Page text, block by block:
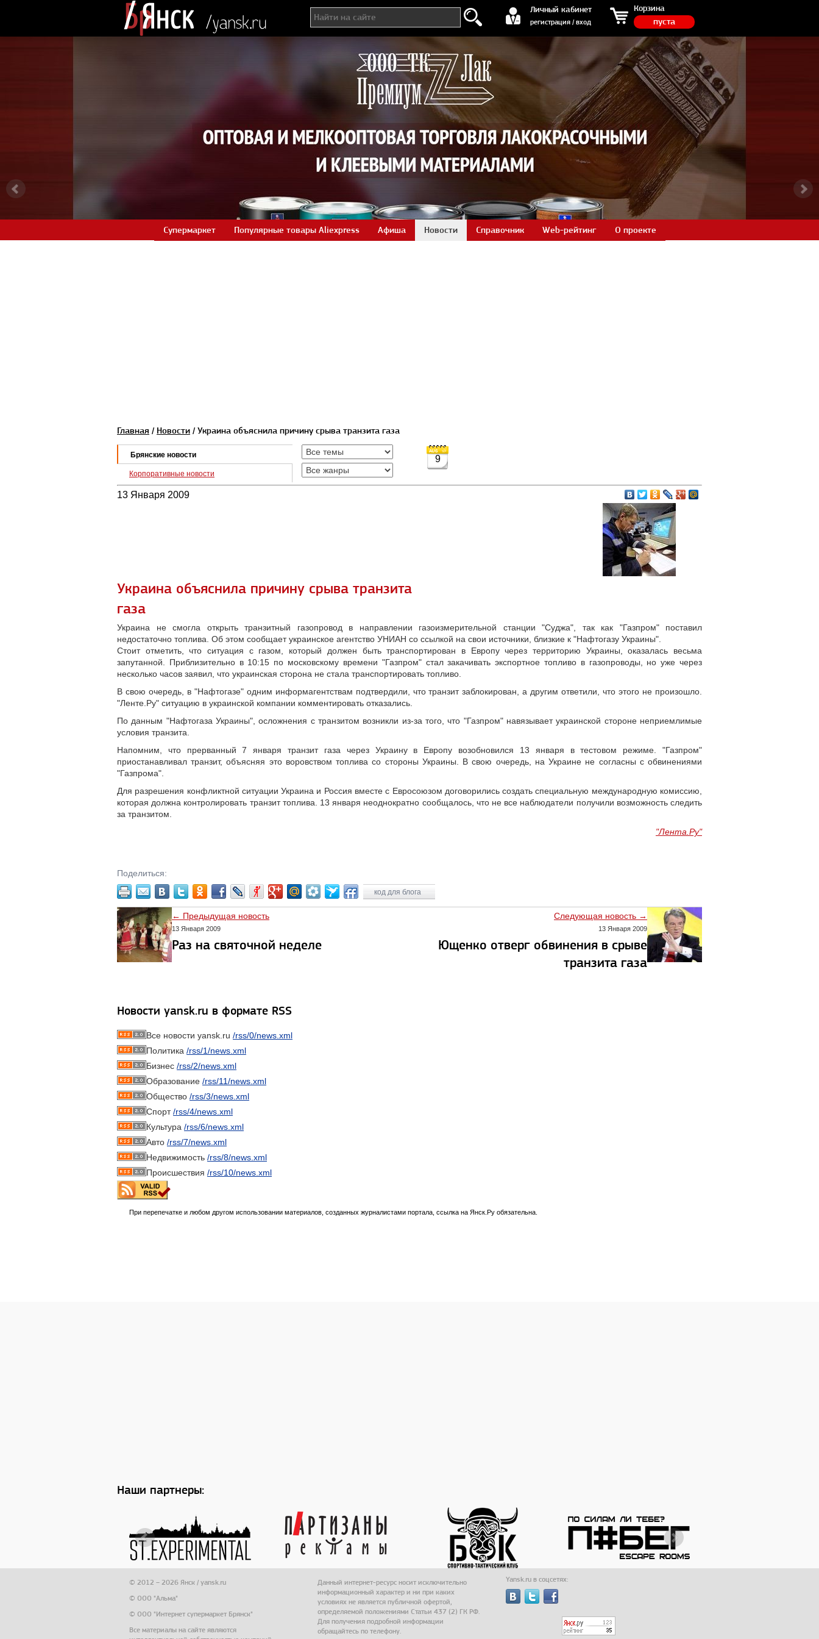
Личный кабинет
регистрация / вход
регистрация / вход Корзина
пуста
Супермаркет Популярные товары Aliexpress Афиша Новости Справочник Web-рейтинг О проекте
Главная / Новости / Украина объяснила причину срыва транзита газа
Брянские новости
Корпоративные новости
9
13 Января 2009
Украина объяснила причину срыва транзита
газа
Украина не смогла открыть транзитный газопровод в направлении газоизмерительной станции "Суджа", так как "Газпром" поставил
недостаточно топлива. Об этом сообщает украинское агентство УНИАН со ссылкой на свои источники, близкие к "Нафтогазу Украины".
Стоит отметить, что ситуация с газом, который должен быть транспортирован в Европу через территорию Украины, оказалась весьма
запутанной. Приблизительно в 10:15 по московскому времени "Газпром" стал закачивать экспортное топливо в газопроводы, но уже через
несколько часов заявил, что украинская сторона не стала транспортировать топливо.
В свою очередь, в "Нафтогазе" одним информагентствам подтвердили, что транзит заблокирован, а другим ответили, что этого не произошло.
"Ленте.Ру" ситуацию в украинской компании комментировать отказались.
По данным "Нафтогаза Украины", осложнения с транзитом возникли из-за того, что "Газпром" навязывает украинской стороне неприемлимые
условия транзита.
Напомним, что прерванный 7 января транзит газа через Украину в Европу возобновился 13 января в тестовом режиме. "Газпром"
приостанавливал транзит, объясняя это воровством топлива со стороны Украины. В свою очередь, на Украине не согласны с обвинениями
"Газпрома".
Для разрешения конфликтной ситуации Украина и Россия вместе с Евросоюзом договорились создать специальную международную комиссию,
которая должна контролировать транзит топлива. 13 января неоднократно сообщалось, что не все наблюдатели получили возможность следить
за транзитом.
"Лента.Ру"
Поделиться:
код для блога
← Предыдущая новость
13 Января 2009
Раз на святочной неделе
Следующая новость →
13 Января 2009
Ющенко отверг обвинения в срыве
транзита газа
Новости yansk.ru в формате RSS
Все новости yansk.ru /rss/0/news.xml
Политика /rss/1/news.xml
Бизнес /rss/2/news.xml
Образование /rss/11/news.xml
Общество /rss/3/news.xml
Спорт/rss/4/news.xml
Культура /rss/6/news.xml
Авто /rss/7/news.xml
Недвижимость /rss/8/news.xml
Происшествия /rss/10/news.xml
При перепечатке и любом другом использовании материалов, созданных журналистами портала, ссылка на Янск.Ру обязательна.
Наши партнеры:
© 2012 – 2026 Янск / yansk.ru
© ООО "Альма"
© ООО "Интернет супермаркет Брянск"
Все материалы на сайте являются
Данный интернет-ресурс носит исключительно
информационный характер и ни при каких
условиях не является публичной офертой,
определяемой положениями Статьи 437 (2) ГК РФ.
Для получения подробной информации
обращайтесь по телефону.
Yansk.ru в соцсетях: